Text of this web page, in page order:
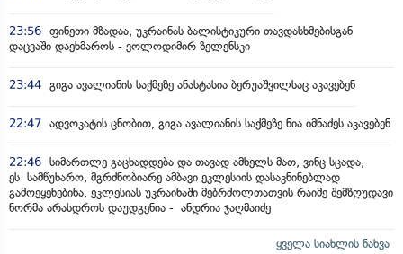
23:56 ფინეთი მზადაა, უკრაინას ბალისტიკური თავდასხმებისგან
დაცვაში დაეხმაროს - ვოლოდიმირ ზელენსკი
23:44 გიგა ავალიანის საქმეზე ანასტასია ბერუაშვილსაც აკავებენ
22:47 ადვოკატის ცნობით, გიგა ავალიანის საქმეზე ნია იმნაძეს აკავებენ
22:46 სიმართლე გაცხადდება და თავად ამხელს მათ, ვინც სცადა,
ეს სამწუხარო, მგრძნობიარე ამბავი ეკლესიის დასაკნინებლად
გამოეყენებინა, ეკლესიას უკრაინაში მებრძოლთათვის რაიმე შემზღუდავი
ნორმა არასდროს დაუდგენია - ანდრია ჯაღმაიძე
ყველა სიახლის ნახვა